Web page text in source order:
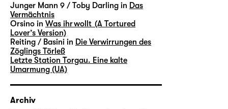
Junger Mann 9 / Toby Darling in Das
Vermächtnis
Orsino in Was ihr wollt (A Tortured
Lover’s Version)
Reiting / Basini in Die Verwirrungen des
Zöglings Törleß
Letzte Station Torgau. Eine kalte
Umarmung (UA)
Archiv